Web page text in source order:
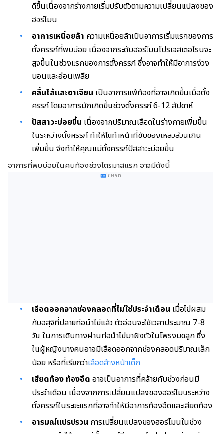
ดีขึ้นเนื่องจากร่างกายเริ่มปรับตัวตามความเปลี่ยนแปลงของ
ฮอร์โมน
อาการเหนื่อยล้า ความเหนื่อยล้าเป็นอาการเริ่มแรกของการ
ตั้งครรภ์ที่พบบ่อย เนื่องจากระดับฮอร์โมนโปรเจสเตอโรนจะ
สูงขึ้นในช่วงแรกของการตั้งครรภ์ ซึ่งอาจทำให้มีอาการง่วง
นอนและอ่อนเพลีย
คลื่นไส้และอาเจียน เป็นอาการแพ้ท้องที่อาจเกิดขึ้นเมื่อตั้ง
ครรภ์ โดยอาการมักเกิดขึ้นช่วงตั้งครรภ์ 6-12 สัปดาห์
ปัสสาวะบ่อยขึ้น เนื่องจากปริมาณเลือดในร่างกายเพิ่มขึ้น
ในระหว่างตั้งครรภ์ ทำให้ไตทำหน้าที่ขับของเหลวส่วนเกิน
เพิ่มขึ้น จึงทำให้คุณแม่ตั้งครรภ์ปัสสาวะบ่อยขึ้น
อาการที่พบบ่อยในคนท้องช่วงไตรมาสแรก อาจมีดังนี้
โฆษณา
เลือดออกจากช่องคลอดที่ไม่ใช่ประจำเดือน เมื่อไข่ผสม
กับอสุจิที่ปลายท่อนำไข่แล้ว ตัวอ่อนจะใช้เวลาประมาณ 7-8
วัน ในการเดินทางผ่านท่อนำไข่มาฝังตัวในโพรงมดลูก ซึ่ง
ในผู้หญิงบางคนอาจมีเลือดออกจากช่องคลอดปริมาณเล็ก
น้อย หรือที่เรียกว่าเลือดล้างหน้าเด็ก
เสียดท้อง ท้องอืด อาจเป็นอาการที่คล้ายกับช่วงก่อนมี
ประจำเดือน เนื่องจากการเปลี่ยนแปลงของฮอร์โมนระหว่าง
ตั้งครรภ์ในระยะแรกที่อาจทำให้มีอาการท้องอืดและเสียดท้อง
อารมณ์แปรปรวน การเปลี่ยนแปลงของฮอร์โมนในช่วง